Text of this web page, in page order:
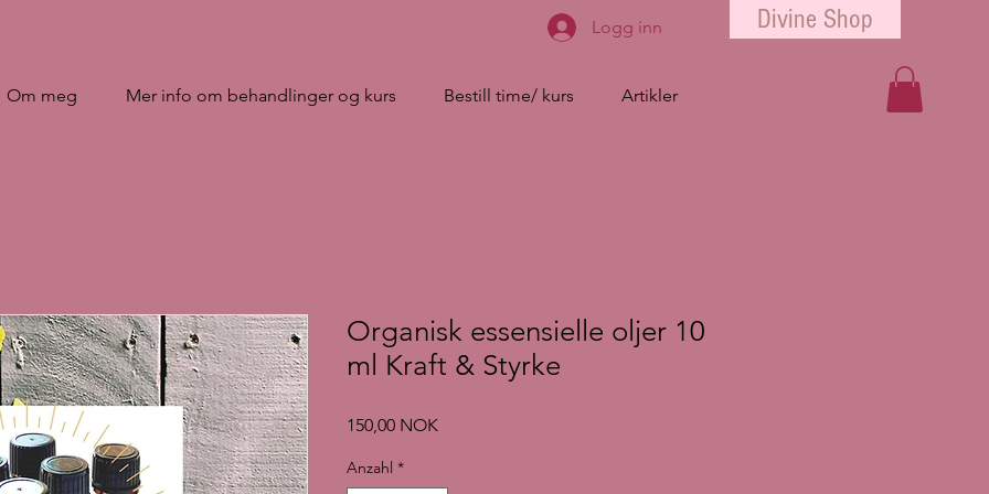
Divine Shop
Logg inn
Om meg Mer info om behandlinger og kurs Bestill time/ kurs Artikler
Organisk essensielle oljer 10
ml Kraft & Styrke
150,00 NOKPreis
Anzahl *